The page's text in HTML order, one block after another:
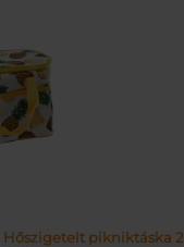
Hőszigetelt pikniktáska